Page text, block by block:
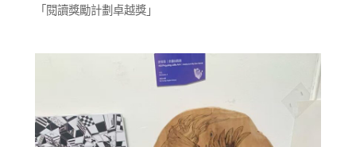
「閱讀獎勵計劃卓越獎」